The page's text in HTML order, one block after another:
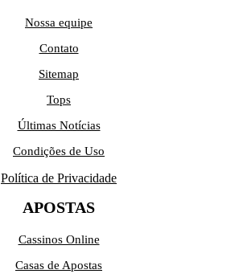
Nossa equipe
Contato
Sitemap
Tops
Últimas Notícias
Condições de Uso
Política de Privacidade
APOSTAS
Cassinos Online
Casas de Apostas